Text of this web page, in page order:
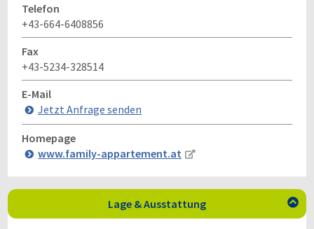
Telefon
+43-664-6408856
Fax
+43-5234-328514
E-Mail
Jetzt Anfrage senden
Homepage
www.family-appartement.at
Lage & Ausstattung 